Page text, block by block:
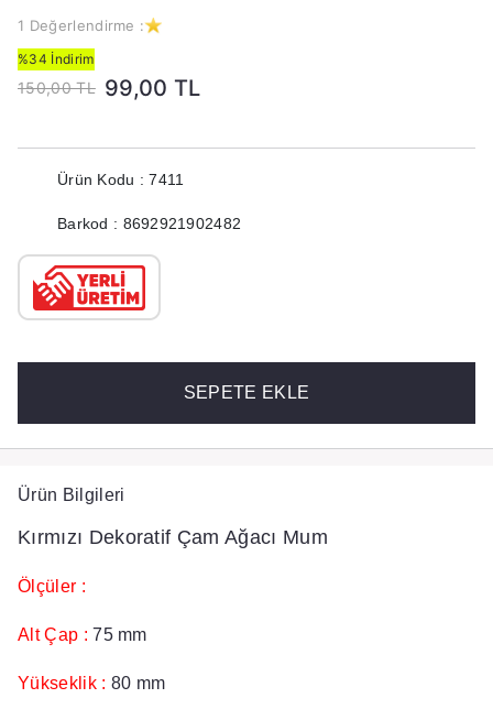
1 Değerlendirme :
%34 İndirim
150,00 TL 99,00 TL
Ürün Kodu : 7411
Barkod : 8692921902482
SEPETE EKLE
Ürün Bilgileri
Kırmızı Dekoratif Çam Ağacı Mum
Ölçüler :
Alt Çap : 75 mm
Yükseklik : 80 mm